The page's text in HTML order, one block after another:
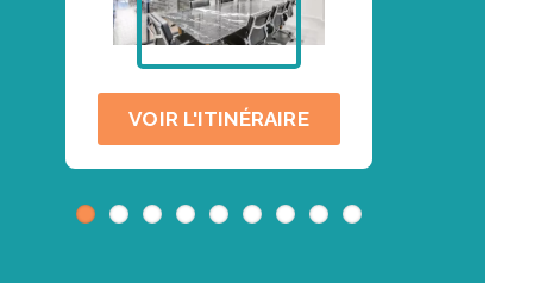
VOIR L'ITINÉRAIRE
VOIR L'ITINÉRAIRE
VOIR L'ITINÉRAIRE
VOIR L'ITINÉRAIRE
VOIR L'ITINÉRAIRE
VOIR L'ITINÉRAIRE
VOIR L'ITINÉRAIRE
VOIR L'ITINÉRAIRE
VOIR L'ITINÉRAIRE